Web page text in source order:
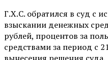
Г.Х.С. обратился в суд с
взыскании денежных
рублей, процентов за
средствами за период с